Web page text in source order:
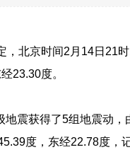
，北京时间2月14日21
23.30度。
地震获得了5组地震动
度，东经22.78度，